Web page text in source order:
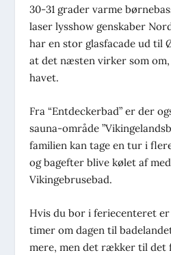
30-31 grader varme
laser lysshow genskaber
har en stor glasfacade ud til
at det næsten virker som
havet.
Fra “Entdeckerbad” er der
sauna-område
familien kan tage en tur i
og bagefter blive kølet af
Vikingebrusebad.
Hvis du bor i feriecenteret
timer om dagen til
mere, men det rækker til det